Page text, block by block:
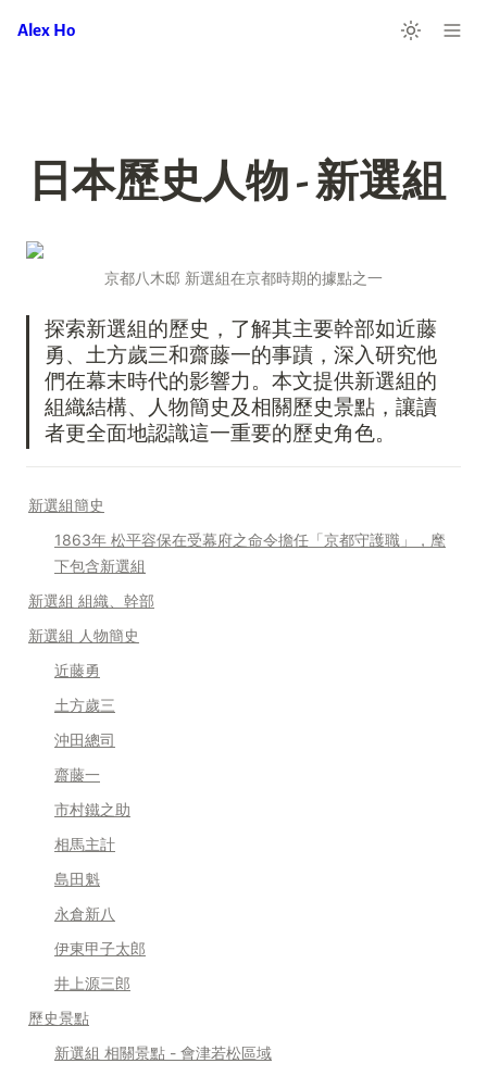
Alex Ho
日本歷史人物 - 新選組
京都八木邸 新選組在京都時期的據點之一
探索新選組的歷史，了解其主要幹部如近藤
勇、土方歲三和齋藤一的事蹟，深入研究他
們在幕末時代的影響力。本文提供新選組的
組織結構、人物簡史及相關歷史景點，讓讀
者更全面地認識這一重要的歷史角色。
新選組簡史
1863年 松平容保在受幕府之命令擔任「京都守護職」，麾
下包含新選組
新選組 組織、幹部
新選組 人物簡史
近藤勇
土方歲三
沖田總司
齋藤一
市村鐵之助
相馬主計
島田魁
永倉新八
伊東甲子太郎
井上源三郎
歷史景點
新選組 相關景點 - 會津若松區域